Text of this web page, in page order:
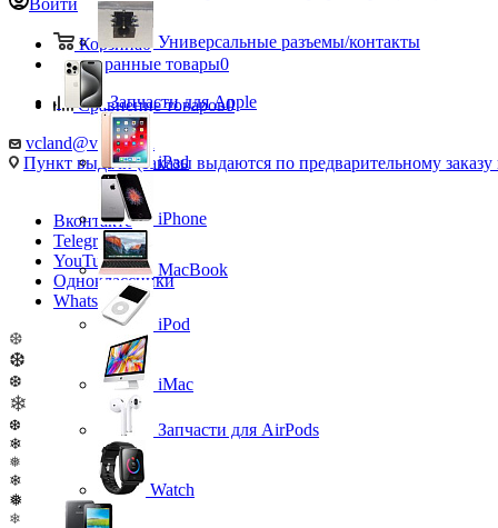
Войти
Корзина0
Избранные товары0
Сравнение товаров0
vcland@vcland.ru
Пункт выдачи (заказы выдаются по предварительному заказу
Вконтакте
Telegram
YouTube
Одноклассники
WhatsApp
❆
❆
❆
❄
❆
❄
❅
❄
❅
❄
Универсальные разъемы/контакты
Запчасти для Apple
iPad
iPhone
MacBook
iPod
iMac
Запчасти для AirPods
Watch